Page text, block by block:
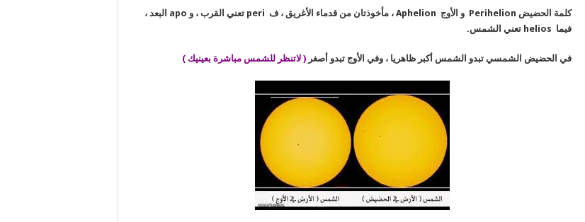
كلمة الحضيض Perihelion و الأوج ، مأخوذتان من قدماء الأغريق ، ف peri تعني القرب ، و apo البعد ،
فيما helios تعني الشمس.
في الحضيض الشمسي تبدو الشمس أكبر ظاهريا ، وفي الأوج تبدو أصغر ( لاتنظر للشمس مباشرة بعينيك )